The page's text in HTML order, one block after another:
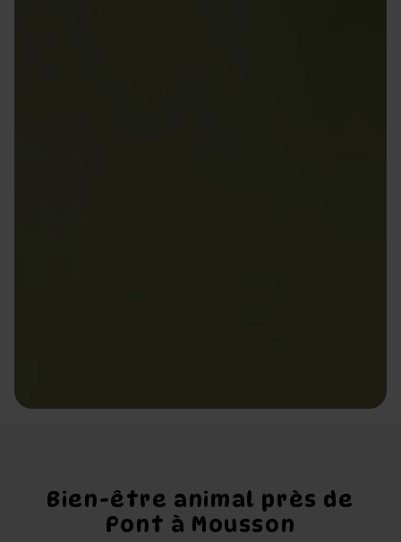
Bien-être animal près de
Pont à Mousson